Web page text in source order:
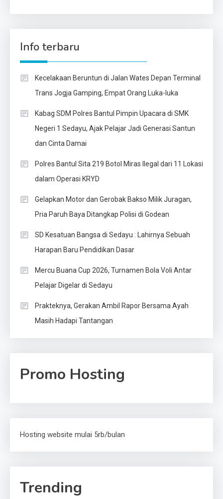
Info terbaru
Kecelakaan Beruntun di Jalan Wates Depan Terminal
Trans Jogja Gamping, Empat Orang Luka-luka
Kabag SDM Polres Bantul Pimpin Upacara di SMK
Negeri 1 Sedayu, Ajak Pelajar Jadi Generasi Santun
dan Cinta Damai
Polres Bantul Sita 219 Botol Miras Ilegal dari 11 Lokasi
dalam Operasi KRYD
Gelapkan Motor dan Gerobak Bakso Milik Juragan,
Pria Paruh Baya Ditangkap Polisi di Godean
SD Kesatuan Bangsa di Sedayu : Lahirnya Sebuah
Harapan Baru Pendidikan Dasar
Mercu Buana Cup 2026, Turnamen Bola Voli Antar
Pelajar Digelar di Sedayu
Prakteknya, Gerakan Ambil Rapor Bersama Ayah
Masih Hadapi Tantangan
Promo Hosting
Hosting website mulai 5rb/bulan
Trending